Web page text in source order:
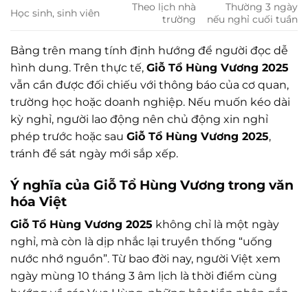
Học sinh, sinh viên
Theo lịch nhà
trường
Thường 3 ngày
nếu nghỉ cuối tuần
Bảng trên mang tính định hướng để người đọc dễ
hình dung. Trên thực tế, Giỗ Tổ Hùng Vương 2025
vẫn cần được đối chiếu với thông báo của cơ quan,
trường học hoặc doanh nghiệp. Nếu muốn kéo dài
kỳ nghỉ, người lao động nên chủ động xin nghỉ
phép trước hoặc sau Giỗ Tổ Hùng Vương 2025,
tránh để sát ngày mới sắp xếp.
Ý nghĩa của Giỗ Tổ Hùng Vương trong văn
hóa Việt
Giỗ Tổ Hùng Vương 2025 không chỉ là một ngày
nghỉ, mà còn là dịp nhắc lại truyền thống “uống
nước nhớ nguồn”. Từ bao đời nay, người Việt xem
ngày mùng 10 tháng 3 âm lịch là thời điểm cùng